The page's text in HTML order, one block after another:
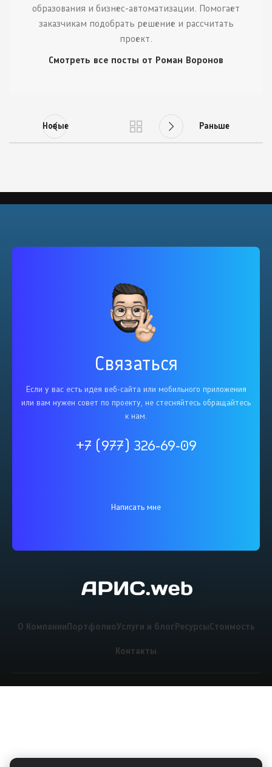
образования и бизнес-автоматизации. Помогает
заказчикам подобрать решение и рассчитать
проект.
Смотреть все посты от Роман Воронов
Новые Раньше
Связаться
Если у вас есть идея веб-сайта или мобильного приложения
или вам нужен совет по проекту, не стесняйтесь обращайтесь
к нам.
+7 (977) 326-69-09
Написать мне
О Компании ПортфолиоУслуги и блог РесурсыСтоимость
Контакты